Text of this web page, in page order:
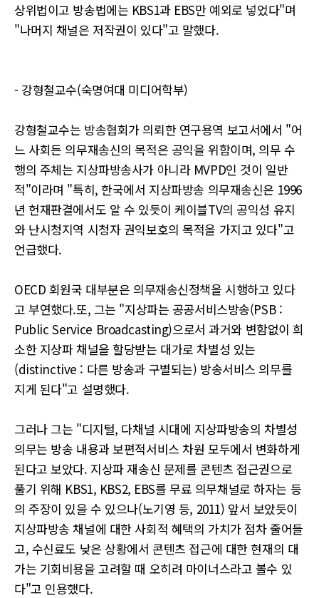
상위법이고 방송법에는 KBS1과 EBS만 예외로 넣었다"며
"나머지 채널은 저작권이 있다"고 말했다.
- 강형철교수(숙명여대 미디어학부)
강형철교수는 방송협회가 의뢰한 연구용역 보고서에서 "어
느 사회든 의무재송신의 목적은 공익을 위함이며, 의무 수
행의 주체는 지상파방송사가 아니라 MVPD인 것이 일반
적"이라며 "특히, 한국에서 지상파방송 의무재송신은 1996
년 헌재판결에서도 알 수 있듯이 케이블TV의 공익성 유지
와 난시청지역 시청자 권익보호의 목적을 가지고 있다"고
언급했다.
OECD 회원국 대부분은 의무재송신정책을 시행하고 있다
고 부연했다.또, 그는 "지상파는 공공서비스방송(PSB :
Public Service Broadcasting)으로서 과거와 변함없이 희
소한 지상파 채널을 할당받는 대가로 차별성 있는
(distinctive : 다른 방송과 구별되는) 방송서비스 의무를
지게 된다"고 설명했다.
그러나 그는 "디지털, 다채널 시대에 지상파방송의 차별성
의무는 방송 내용과 보편적서비스 차원 모두에서 변화하게
된다고 보았다. 지상파 재송신 문제를 콘텐츠 접근권으로
풀기 위해 KBS1, KBS2, EBS를 무료 의무채널로 하자는 등
의 주장이 있을 수 있으나(노기영 등, 2011) 앞서 보았듯이
지상파방송 채널에 대한 사회적 혜택의 가치가 점차 줄어들
고, 수신료도 낮은 상황에서 콘텐츠 접근에 대한 현재의 대
가는 기회비용을 고려할 때 오히려 마이너스라고 볼수 있
다"고 인용했다.